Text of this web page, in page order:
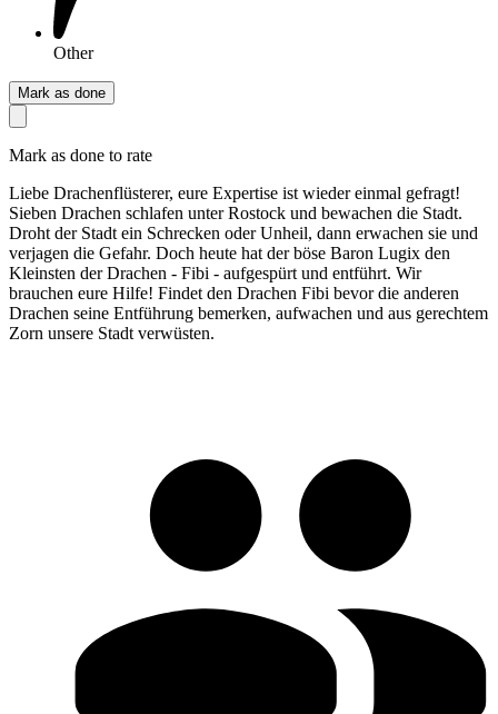
Other
Mark as done
Mark as done to rate
Liebe Drachenflüsterer, eure Expertise ist wieder einmal gefragt!
Sieben Drachen schlafen unter Rostock und bewachen die Stadt.
Droht der Stadt ein Schrecken oder Unheil, dann erwachen sie und
verjagen die Gefahr. Doch heute hat der böse Baron Lugix den
Kleinsten der Drachen - Fibi - aufgespürt und entführt. Wir
brauchen eure Hilfe! Findet den Drachen Fibi bevor die anderen
Drachen seine Entführung bemerken, aufwachen und aus gerechtem
Zorn unsere Stadt verwüsten.